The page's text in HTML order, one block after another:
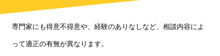
専門家にも得意不得意や、経験のありなしなど、相談内容によ
って適正の有無が異なります。